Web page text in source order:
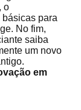
o
para
No fim,
saiba
um novo
em